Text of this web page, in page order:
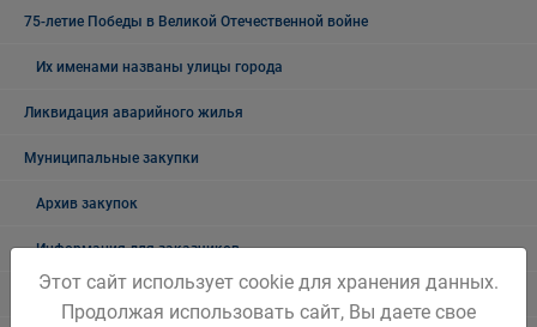
75-летие Победы в Великой Отечественной войне
Их именами названы улицы города
Ликвидация аварийного жилья
Муниципальные закупки
Архив закупок
Информация для заказчиков
Муниципальный контроль
Этот сайт использует cookie для хранения данных.
Продолжая использовать сайт, Вы даете свое